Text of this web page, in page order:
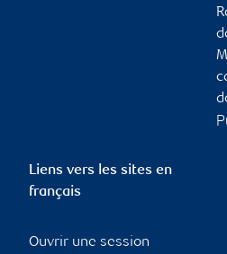
Liens vers les sites en
français
Ouvrir une session